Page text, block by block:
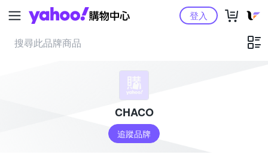
Yahoo購物中心登入
CHACO
追蹤品牌